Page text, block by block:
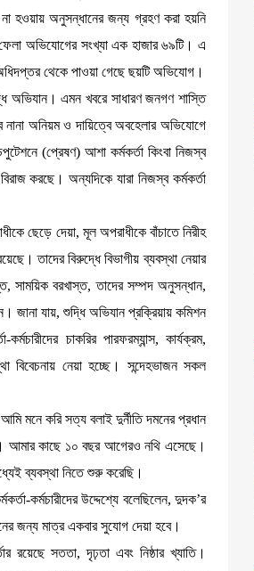
হওয়ায় অনুসন্ধানের জন্য গ্রহণ করা হয়নি
অভিযোগের সংখ্যা এক হাজার ৬৯টি। এ
থেকে পাওয়া গেছে ছয়টি অভিযোগ।
অভিযান। এমন খবরে সাধারণ জনগণ শাস্তি
অনিয়ম ও দায়িত্বে অবহেলার অভিযোগে
(প্রেষণ) আশা কর্মকর্তা কিংবা নিজস্ব
করছে। অন্যদিকে যারা নিজস্ব কর্মকর্তা
ছেড়ে দেয়া, মূল অপরাধীকে বাঁচাতে নিরীহ
তাদের বিরুদ্ধে বিভাগীয় ব্যবস্থা নেয়ার
সাময়িক বরখাস্ত, তাদের সম্পদ অনুসন্ধান,
জানা যায়, শুদ্ধি অভিযান প্রক্রিয়ায় কমিশন
চাকরির পারফরম্যান্স, কার্যক্রম,
বিবেচনায় নেয়া হচ্ছে। সন্দেহভাজন সকল
মনে করি সত্য বলাই দুর্নীতি দমনের প্রধান
আমার কাছে ১০ বছর আগেরও নথি এসেছে।
ব্যবস্থা নিতে শুরু করেছি।
কর্মচারীদের উদ্দেশ্যে বলেছিলেন, দুদক’র
জন্য মাত্র একবার সুযোগ দেয়া হবে।
রয়েছে সততা, দৃঢ়তা এবং নিষ্ঠার খ্যাতি।